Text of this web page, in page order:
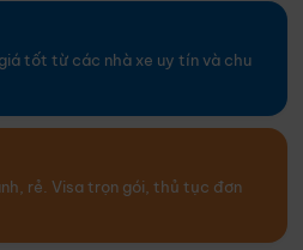
tốt từ các nhà xe uy tín và chu
rẻ. Visa trọn gói, thủ tục đơn